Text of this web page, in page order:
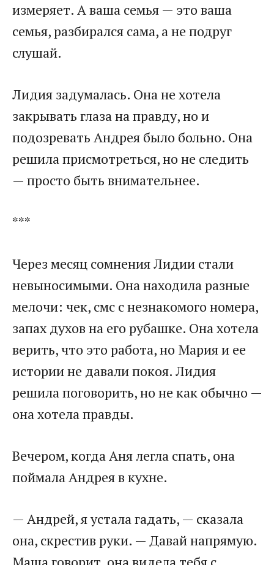
измеряет. А ваша семья — это ваша
семья, разбирался сама, а не подруг
слушай.
Лидия задумалась. Она не хотела
закрывать глаза на правду, но и
подозревать Андрея было больно. Она
решила присмотреться, но не следить
— просто быть внимательнее.
***
Через месяц сомнения Лидии стали
невыносимыми. Она находила разные
мелочи: чек, смс с незнакомого номера,
запах духов на его рубашке. Она хотела
верить, что это работа, но Мария и ее
истории не давали покоя. Лидия
решила поговорить, но не как обычно —
она хотела правды.
Вечером, когда Аня легла спать, она
поймала Андрея в кухне.
— Андрей, я устала гадать, — сказала
она, скрестив руки. — Давай напрямую.